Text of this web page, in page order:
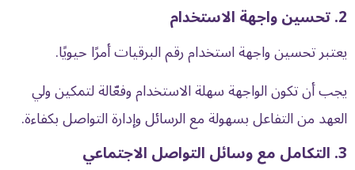
2. تحسين واجهة الاستخدام
يعتبر تحسين واجهة استخدام رقم البرقيات أمرًا حيويًا.
يجب أن تكون الواجهة سهلة الاستخدام وفعّالة لتمكين ولي
العهد من التفاعل بسهولة مع الرسائل وإدارة التواصل بكفاءة.
3. التكامل مع وسائل التواصل الاجتماعي